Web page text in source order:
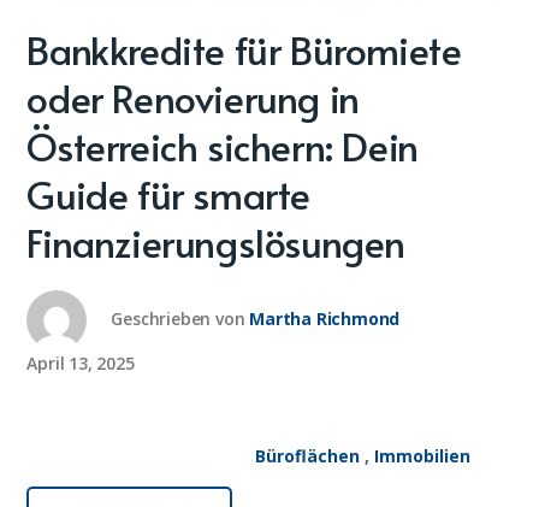
Bankkredite für Büromiete
oder Renovierung in
Österreich sichern: Dein
Guide für smarte
Finanzierungslösungen
Geschrieben von Martha Richmond
April 13, 2025
Büroflächen, Immobilien